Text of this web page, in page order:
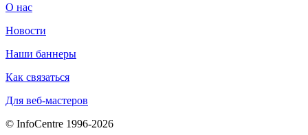
О нас
Новости
Наши баннеры
Как связаться
Для веб-мастеров
© InfoCentre 1996-2026